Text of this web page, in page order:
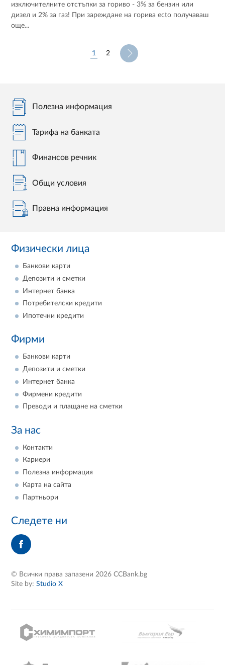
изключителните отстъпки за гориво - 3% за бензин или
дизел и 2% за газ! При зареждане на горива ecto получаваш
още...
1 2
Полезна информация
Тарифа на банката
Финансов речник
Общи условия
Правна информация
Физически лица
Банкови карти
Депозити и сметки
Интернет банка
Потребителски кредити
Ипотечни кредити
Фирми
Банкови карти
Депозити и сметки
Интернет банка
Фирмени кредити
Преводи и плащане на сметки
За нас
Контакти
Кариери
Полезна информация
Карта на сайта
Партньори
Следете ни
© Всички права запазени 2026 CCBank.bg
Site by:Studio X